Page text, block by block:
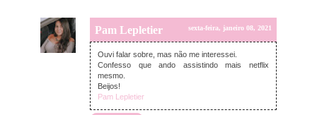
Pam Lepletier sexta-feira, janeiro 08, 2021
Ouvi falar sobre, mas não me interessei.
Confesso que ando assistindo mais netflix
mesmo.
Beijos!
Pam Lepletier